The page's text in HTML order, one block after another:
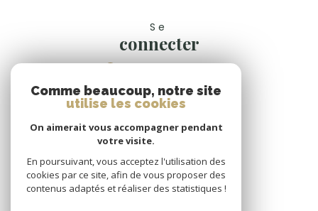
Se
connecter
Nous
Nous
adhérons
Comme beaucoup, notre site
utilise les cookies
On aimerait vous accompagner pendant
votre visite.
En poursuivant, vous acceptez l'utilisation des
cookies par ce site, afin de vous proposer des
contenus adaptés et réaliser des statistiques !